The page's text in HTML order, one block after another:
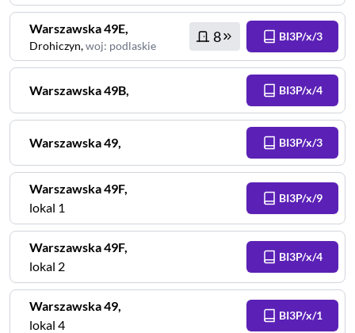
Warszawska49E,
Drohiczyn,woj: podlaskie
8 BI3P/x/3
Warszawska49B, BI3P/x/4
Warszawska49, BI3P/x/3
Warszawska49F,
lokal 1
BI3P/x/9
Warszawska49F,
lokal 2
BI3P/x/4
Warszawska49,
lokal 4
BI3P/x/1